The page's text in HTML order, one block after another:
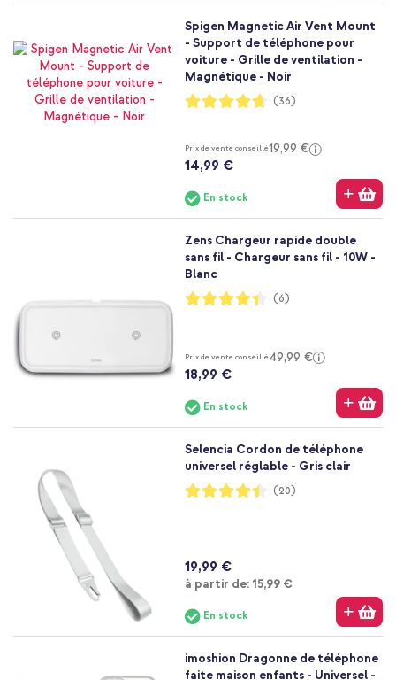
Spigen Magnetic Air Vent Mount
- Support de téléphone pour
voiture - Grille de ventilation -
Magnétique - Noir
Notation:
94%
(36)
Prix de vente conseillé19,99 €
14,99 €
En stock
Zens Chargeur rapide double
sans fil - Chargeur sans fil - 10W -
Blanc
Notation:
87%
(6)
Prix de vente conseillé49,99 €
18,99 €
En stock
Selencia Cordon de téléphone
universel réglable - Gris clair
Notation:
88%
(20)
19,99 €
à partir de: À partir de
15,99 €
En stock
imoshion Dragonne de téléphone
faite maison enfants - Universel -